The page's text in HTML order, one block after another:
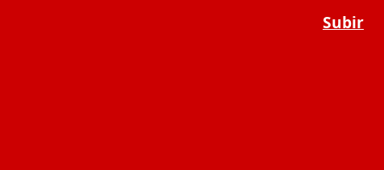
Subir